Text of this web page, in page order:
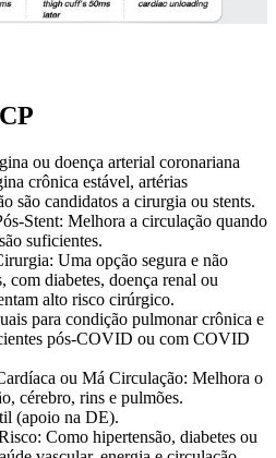
ou doença arterial coronariana
crônica estável, artérias
são candidatos a cirurgia ou stents.
Stent: Melhora a circulação quando
suficientes.
Uma opção segura e não
com diabetes, doença renal ou
alto risco cirúrgico.
para condição pulmonar crônica e
pós-COVID ou com COVID
ou Má Circulação: Melhora o
cérebro, rins e pulmões.
(apoio na DE).
Como hipertensão, diabetes ou